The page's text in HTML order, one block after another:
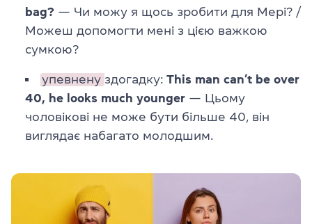
bag? — Чи можу я щось зробити для Мері? /
Можеш допомогти мені з цією важкою
сумкою?
упевнену здогадку: This man can’t be over
40, he looks much younger — Цьому
чоловікові не може бути більше 40, він
виглядає набагато молодшим.